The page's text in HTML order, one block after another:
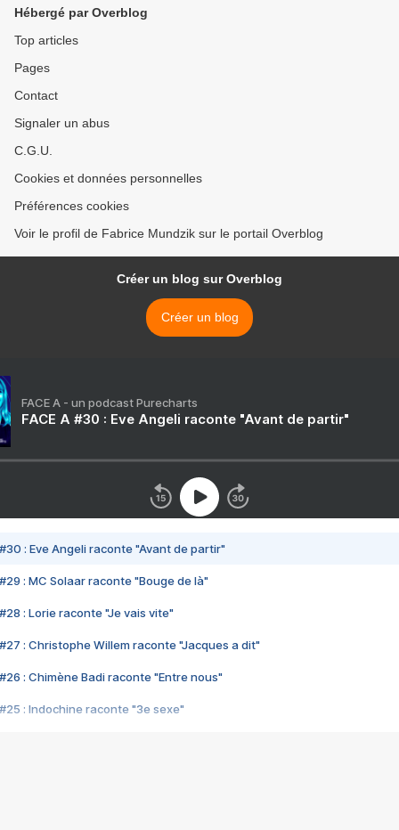
Hébergé par Overblog
Top articles
Pages
Contact
Signaler un abus
C.G.U.
Cookies et données personnelles
Préférences cookies
Voir le profil de Fabrice Mundzik sur le portail Overblog
Créer un blog sur Overblog
Créer un blog
FACE A - un podcast Purecharts
FACE A #30 : Eve Angeli raconte "Avant de partir"
#30 : Eve Angeli raconte "Avant de partir"
#29 : MC Solaar raconte "Bouge de là"
#28 : Lorie raconte "Je vais vite"
#27 : Christophe Willem raconte "Jacques a dit"
#26 : Chimène Badi raconte "Entre nous"
#25 : Indochine raconte "3e sexe"